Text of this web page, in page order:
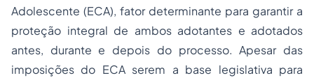
Adolescente (ECA), fator determinante para garantir a
proteção integral de ambos adotantes e adotados
antes, durante e depois do processo. Apesar das
imposições do ECA serem a base legislativa para